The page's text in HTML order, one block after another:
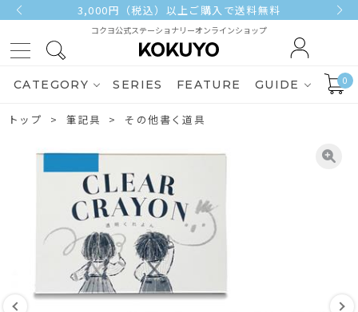
3,000円（税込）以上ご購入で送料無料
コクヨ公式ステーショナリーオンラインショップ
CATEGORY SERIES FEATURE GUIDE 0
トップ 筆記具 その他書く道具